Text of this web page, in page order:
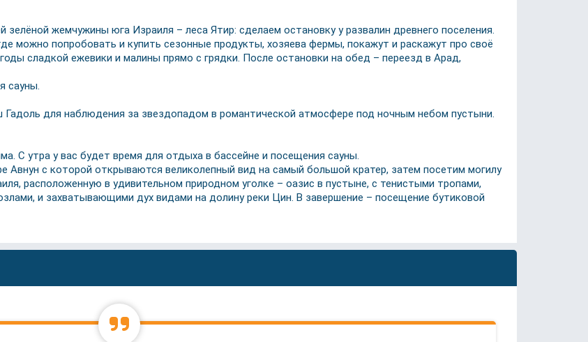
жемчужины юга Израиля – леса Ятир: сделаем остановку у развалин древнего поселения.
можно попробовать и купить сезонные продукты, хозяева фермы, покажут и раскажут про своё
сладкой ежевики и малины прямо с грядки. После остановки на обед – переезд в Арад,
сауны.
для наблюдения за звездопадом в романтической атмосфере под ночным небом пустыни.
С утра у вас будет время для отдыха в бассейне и посещения сауны.
Авнун с которой открываются великолепный вид на самый большой кратер, затем посетим могилу
расположенную в удивительном природном уголке – оазис в пустыне, с тенистыми тропами,
и захватывающими дух видами на долину реки Цин. В завершение – посещение бутиковой